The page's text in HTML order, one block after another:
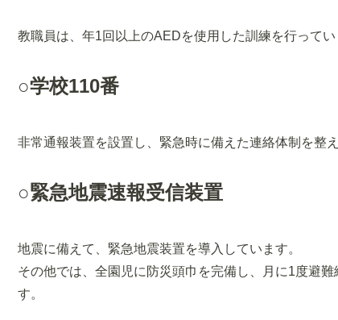
教職員は、年1回以上のAEDを使用した訓練を行ってい
○学校110番
非常通報装置を設置し、緊急時に備えた連絡体制を整え
○緊急地震速報受信装置
地震に備えて、緊急地震装置を導入しています。
その他では、全園児に防災頭巾を完備し、月に1度避
す。